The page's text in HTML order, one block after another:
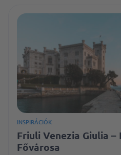
INSPIRÁCIÓK
Friuli Venezia Giulia
Fővárosa